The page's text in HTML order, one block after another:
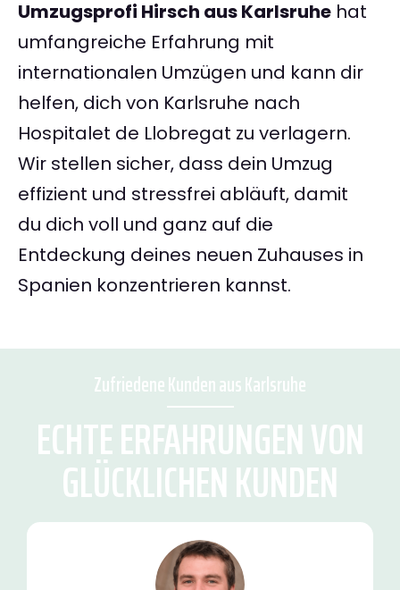
Umzugsprofi Hirsch aus Karlsruhe hat
umfangreiche Erfahrung mit
internationalen Umzügen und kann dir
helfen, dich von Karlsruhe nach
Hospitalet de Llobregat zu verlagern.
Wir stellen sicher, dass dein Umzug
effizient und stressfrei abläuft, damit
du dich voll und ganz auf die
Entdeckung deines neuen Zuhauses in
Spanien konzentrieren kannst.
Zufriedene Kunden aus Karlsruhe
ECHTE ERFAHRUNGEN VON
GLÜCKLICHEN KUNDEN